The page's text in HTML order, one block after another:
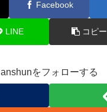
Facebook
LINE コピー
anshunをフォローする